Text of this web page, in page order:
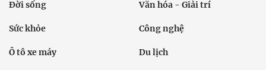
Đời sống Văn hóa - Giải trí
Sức khỏe Công nghệ
Ô tô xe máy Du lịch